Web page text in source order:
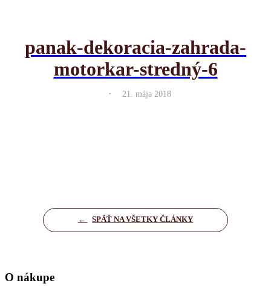
panak-dekoracia-zahrada-
motorkar-stredný-6
. 21. mája 2018
← SPÄŤ NA VŠETKY ČLÁNKY
O nákupe